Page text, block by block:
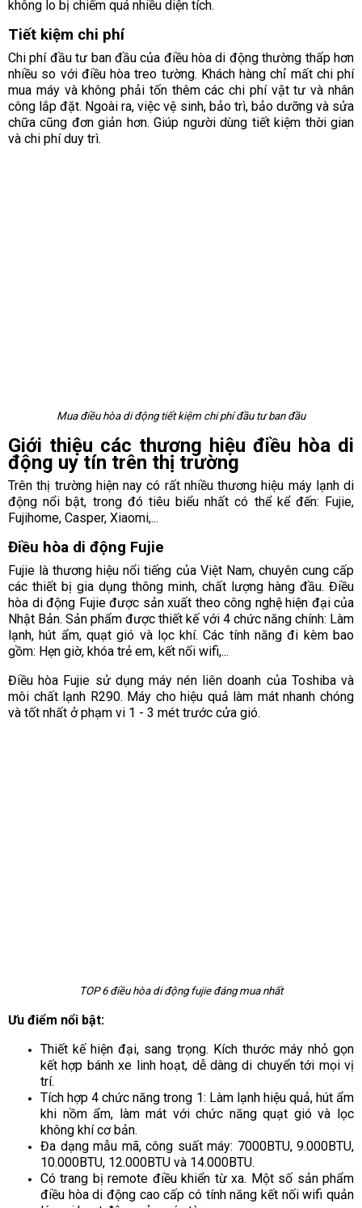
không lo bị chiếm quá nhiều diện tích.
Tiết kiệm chi phí
Chi phí đầu tư ban đầu của điều hòa di động thường thấp hơn
nhiều so với điều hòa treo tường. Khách hàng chỉ mất chi phí
mua máy và không phải tốn thêm các chi phí vật tư và nhân
công lắp đặt. Ngoài ra, việc vệ sinh, bảo trì, bảo dưỡng và sửa
chữa cũng đơn giản hơn. Giúp người dùng tiết kiệm thời gian
và chi phí duy trì.
Mua điều hòa di động tiết kiệm chi phí đầu tư ban đầu
Giới thiệu các thương hiệu điều hòa di
động uy tín trên thị trường
Trên thị trường hiện nay có rất nhiều thương hiệu máy lạnh di
động nổi bật, trong đó tiêu biểu nhất có thể kể đến: Fujie,
Fujihome, Casper, Xiaomi,...
Điều hòa di động Fujie
Fujie là thương hiệu nổi tiếng của Việt Nam, chuyên cung cấp
các thiết bị gia dụng thông minh, chất lượng hàng đầu. Điều
hòa di động Fujie được sản xuất theo công nghệ hiện đại của
Nhật Bản. Sản phẩm được thiết kế với 4 chức năng chính: Làm
lạnh, hút ẩm, quạt gió và lọc khí. Các tính năng đi kèm bao
gồm: Hẹn giờ, khóa trẻ em, kết nối wifi,...
Điều hòa Fujie sử dụng máy nén liên doanh của Toshiba và
môi chất lạnh R290. Máy cho hiệu quả làm mát nhanh chóng
và tốt nhất ở phạm vi 1 - 3 mét trước cửa gió.
TOP 6 điều hòa di động fujie đáng mua nhất
Ưu điểm nổi bật:
Thiết kế hiện đại, sang trọng. Kích thước máy nhỏ gọn
kết hợp bánh xe linh hoạt, dễ dàng di chuyển tới mọi vị
trí.
Tích hợp 4 chức năng trong 1: Làm lạnh hiệu quả, hút ẩm
khi nồm ẩm, làm mát với chức năng quạt gió và lọc
không khí cơ bản.
Đa dạng mẫu mã, công suất máy: 7000BTU, 9.000BTU,
10.000BTU, 12.000BTU và 14.000BTU.
Có trang bị remote điều khiển từ xa. Một số sản phẩm
điều hòa di động cao cấp có tính năng kết nối wifi quản